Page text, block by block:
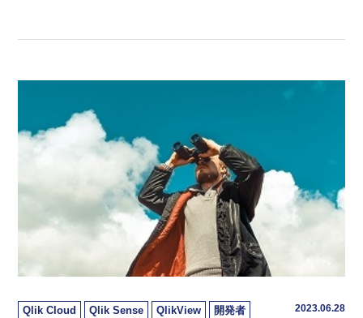
Qlik Cloud Qlik Sense QlikView
開発者
2023.06.28